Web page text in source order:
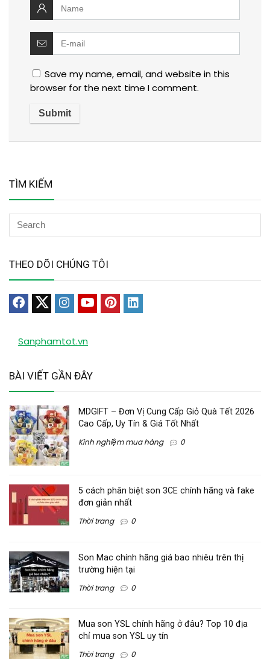
Save my name, email, and website in this
browser for the next time I comment.
TÌM KIẾM
THEO DÕI CHÚNG TÔI
Sanphamtot.vn
BÀI VIẾT GẦN ĐÂY
MDGIFT – Đơn Vị Cung Cấp Giỏ Quà Tết 2026
Cao Cấp, Uy Tín & Giá Tốt Nhất
Kinh nghiệm mua hàng 0
5 cách phân biệt son 3CE chính hãng và fake
đơn giản nhất
Thời trang 0
Son Mac chính hãng giá bao nhiêu trên thị
trường hiện tại
Thời trang 0
Mua son YSL chính hãng ở đâu? Top 10 địa
chỉ mua son YSL uy tín
Thời trang 0